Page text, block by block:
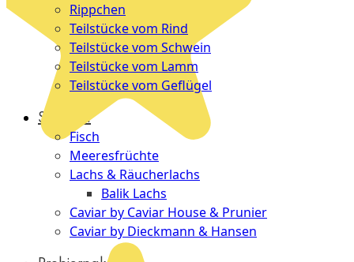
Rippchen
Teilstücke vom Rind
Teilstücke vom Schwein
Teilstücke vom Lamm
Teilstücke vom Geflügel
Seafood
Fisch
Meeresfrüchte
Lachs & Räucherlachs
Balik Lachs
Caviar by Caviar House & Prunier
Caviar by Dieckmann & Hansen